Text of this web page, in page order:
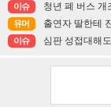
이슈 청년 폐 버스 개
유머 출연자 딸한테
이슈 심판 성접대해